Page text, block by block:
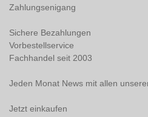
Zahlungsenigang
Sichere Bezahlungen
Vorbestellservice
Fachhandel seit 2003
Jeden Monat News mit allen
Jetzt einkaufen